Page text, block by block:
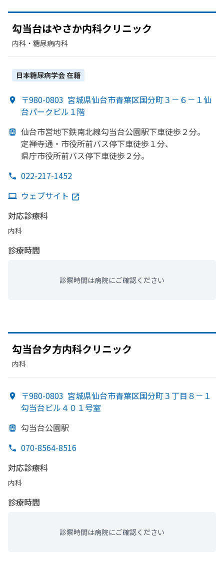
勾当台はやさか内科クリニック
内科・​糖尿病内科
日本糖尿病学会在籍
〒980-0803 宮城県仙台市青葉区国分町３－６－１仙
台パークビル１階
仙台市営地下鉄南北線勾当台公園駅下車徒歩２分。
定禅寺通・市役所前バス停下車徒歩１分、
県庁市役所前バス停下車徒歩２分。
022-217-1452
ウェブサイト
対応診療科
内科
診療時間
診察時間は病院にご確認ください
勾当台夕方内科クリニック
内科
〒980-0803 宮城県仙台市青葉区国分町３丁目８－１
勾当台ビル４０１号室
勾当台公園駅
070-8564-8516
対応診療科
内科
診療時間
診察時間は病院にご確認ください